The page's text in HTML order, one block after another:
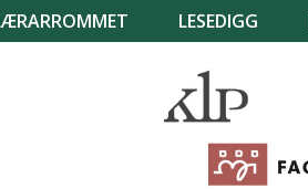
LESEDIGG